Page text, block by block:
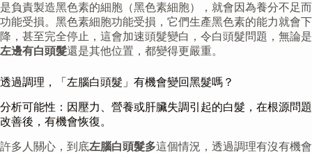
是負責製造黑色素的細胞（黑色素細胞），就會因為養分不足而
功能受損。黑色素細胞功能受損，它們生產黑色素的能力就會下
降，甚至完全停止，這會加速頭髮變白，令白頭髮問題，無論是
左邊有白頭髮還是其他位置，都變得更嚴重。
透過調理，「左腦白頭髮」有機會變回黑髮嗎？
分析可能性：因壓力、營養或肝臟失調引起的白髮，在根源問題
改善後，有機會恢復。
許多人關心，到底左腦白頭髮多這個情況，透過調理有沒有機會